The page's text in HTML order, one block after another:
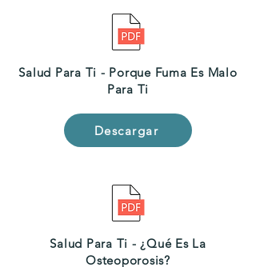
Salud Para Ti - Porque Fuma Es Malo
Para Ti
Descargar
Salud Para Ti - ¿Qué Es La
Osteoporosis?